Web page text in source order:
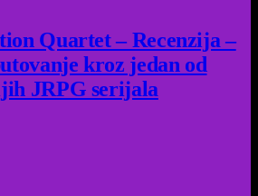
Quartet – Recenzija –
kroz jedan od
JRPG serijala